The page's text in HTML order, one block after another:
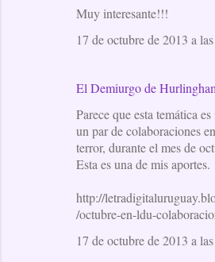
Muy interesante!!!
17 de octubre de 2013 a
El Demiurgo de
Parece que esta temática
un par de colaboraciones
terror, durante el mes de
Esta es una de mis aportes.
http://
/octubre-en-ldu-
17 de octubre de 2013 a